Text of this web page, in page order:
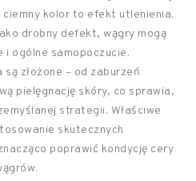
ciemny kolor to efekt utlenienia.
drobny defekt, wągry mogą
i ogólne samopoczucie.
złożone – od zaburzeń
pielęgnację skóry, co sprawia,
strategii. Właściwe
skutecznych
poprawić kondycję cery